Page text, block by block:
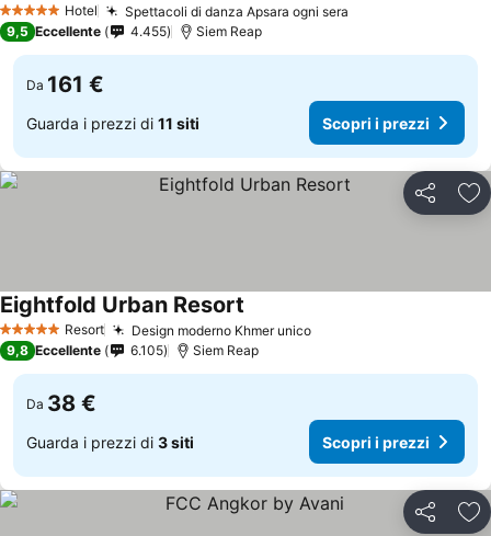
5 Stelle Hotel Spettacoli di danza Apsara ogni sera
9,5 Eccellente 4.455 Siem Reap
Da 161 €
Guarda i prezzi di 11 siti Scopri i prezzi
Condividi
5 Stelle Resort Design moderno Khmer unicoScopri i prezzi
Eightfold Urban Resort
9,8 Eccellente 6.105 Siem Reap
Da 38 €
Guarda i prezzi di 3 siti Scopri i prezzi
Condividi